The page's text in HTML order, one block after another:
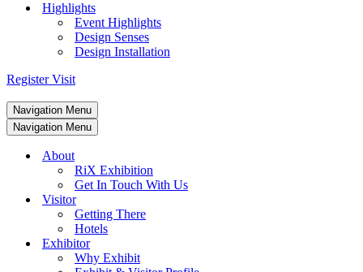
Highlights
Event Highlights
Design Senses
Design Installation
Register Visit
Navigation Menu
Navigation Menu
About
RiX Exhibition
Get In Touch With Us
Visitor
Getting There
Hotels
Exhibitor
Why Exhibit